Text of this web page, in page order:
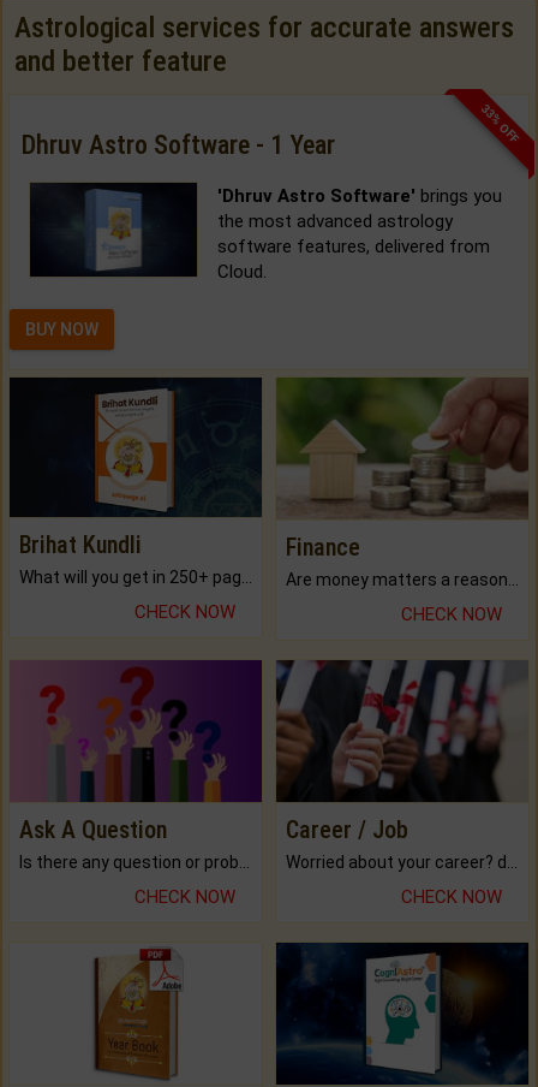
Astrological services for accurate answers
and better feature
33% OFF
Dhruv Astro Software - 1 Year
'Dhruv Astro Software' brings you
the most advanced astrology
software features, delivered from
Cloud.
BUY NOW
Brihat Kundli
CHECK NOW
Finance
CHECK NOW
Ask A Question
Is there any question or problem lingering.
CHECK NOW
Career / Job
Worried about your career? don't know what is.
CHECK NOW